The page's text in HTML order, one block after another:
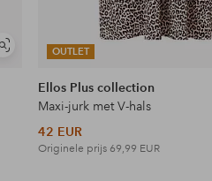
SoortgelijkeOUTLET
Ellos Plus collection
Maxi-jurk met V-hals
42 EUR
Originele prijs 69,99 EUR